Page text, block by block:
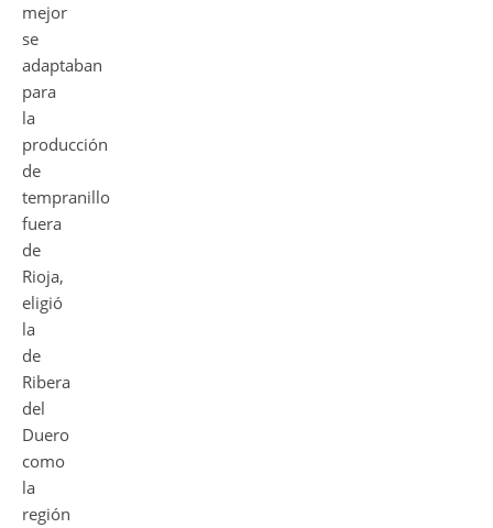
mejor
se
adaptaban
para
la
producción
de
tempranillo
fuera
de
Rioja,
eligió
la
de
Ribera
del
Duero
como
la
región